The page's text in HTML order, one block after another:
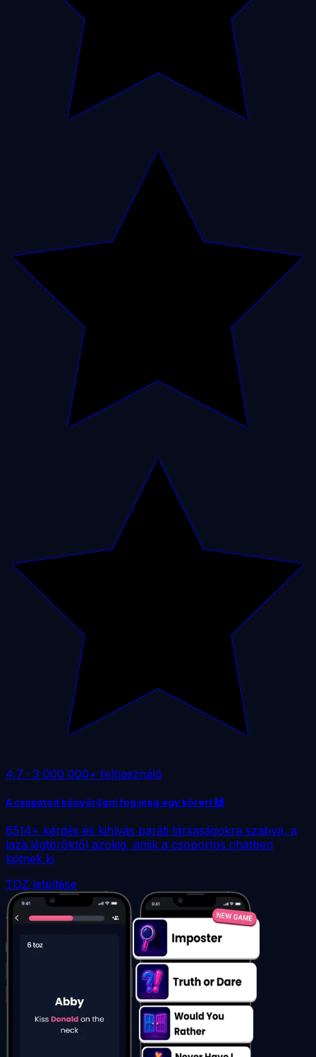
4,7 · 3 000 000+ felhasználó
A csapatod könyörögni fog még egy körért 🙌
6514+ kérdés és kihívás baráti társaságokra szabva, a
laza jégtörőktől azokig, amik a csoportos chatben
kötnek ki
TOZ letöltése